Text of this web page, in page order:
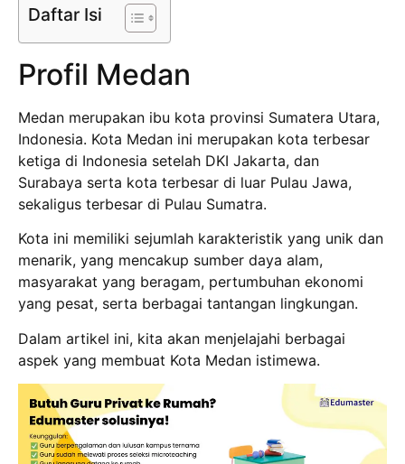
Daftar Isi
Profil Medan
Medan merupakan ibu kota provinsi Sumatera Utara,
Indonesia. Kota Medan ini merupakan kota terbesar
ketiga di Indonesia setelah DKI Jakarta, dan
Surabaya serta kota terbesar di luar Pulau Jawa,
sekaligus terbesar di Pulau Sumatra.
Kota ini memiliki sejumlah karakteristik yang unik dan
menarik, yang mencakup sumber daya alam,
masyarakat yang beragam, pertumbuhan ekonomi
yang pesat, serta berbagai tantangan lingkungan.
Dalam artikel ini, kita akan menjelajahi berbagai
aspek yang membuat Kota Medan istimewa.